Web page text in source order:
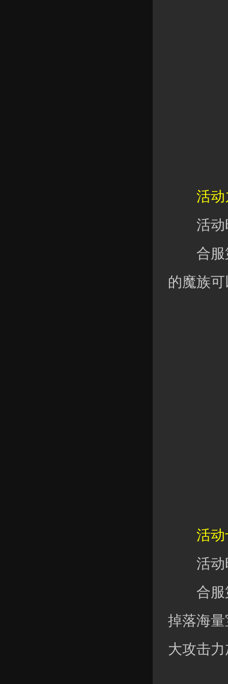
活动
活动
合服第
的魔族
活动
活动
合服第
掉落海
大攻击